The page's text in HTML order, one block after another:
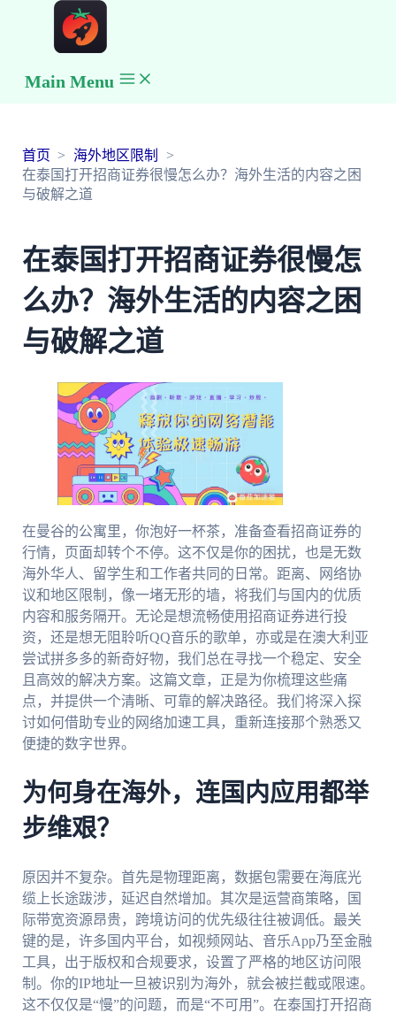
Main Menu
首页
海外地区限制
在泰国打开招商证券很慢怎么办？海外生活的内容之困
与破解之道
在泰国打开招商证券很慢怎
么办？海外生活的内容之困
与破解之道
在曼谷的公寓里，你泡好一杯茶，准备查看招商证券的
行情，页面却转个不停。这不仅是你的困扰，也是无数
海外华人、留学生和工作者共同的日常。距离、网络协
议和地区限制，像一堵无形的墙，将我们与国内的优质
内容和服务隔开。无论是想流畅使用招商证券进行投
资，还是想无阻聆听QQ音乐的歌单，亦或是在澳大利亚
尝试拼多多的新奇好物，我们总在寻找一个稳定、安全
且高效的解决方案。这篇文章，正是为你梳理这些痛
点，并提供一个清晰、可靠的解决路径。我们将深入探
讨如何借助专业的网络加速工具，重新连接那个熟悉又
便捷的数字世界。
为何身在海外，连国内应用都举
步维艰？
原因并不复杂。首先是物理距离，数据包需要在海底光
缆上长途跋涉，延迟自然增加。其次是运营商策略，国
际带宽资源昂贵，跨境访问的优先级往往被调低。最关
键的是，许多国内平台，如视频网站、音乐App乃至金融
工具，出于版权和合规要求，设置了严格的地区访问限
制。你的IP地址一旦被识别为海外，就会被拦截或限速。
这不仅仅是“慢”的问题，而是“不可用”。在泰国打开招商